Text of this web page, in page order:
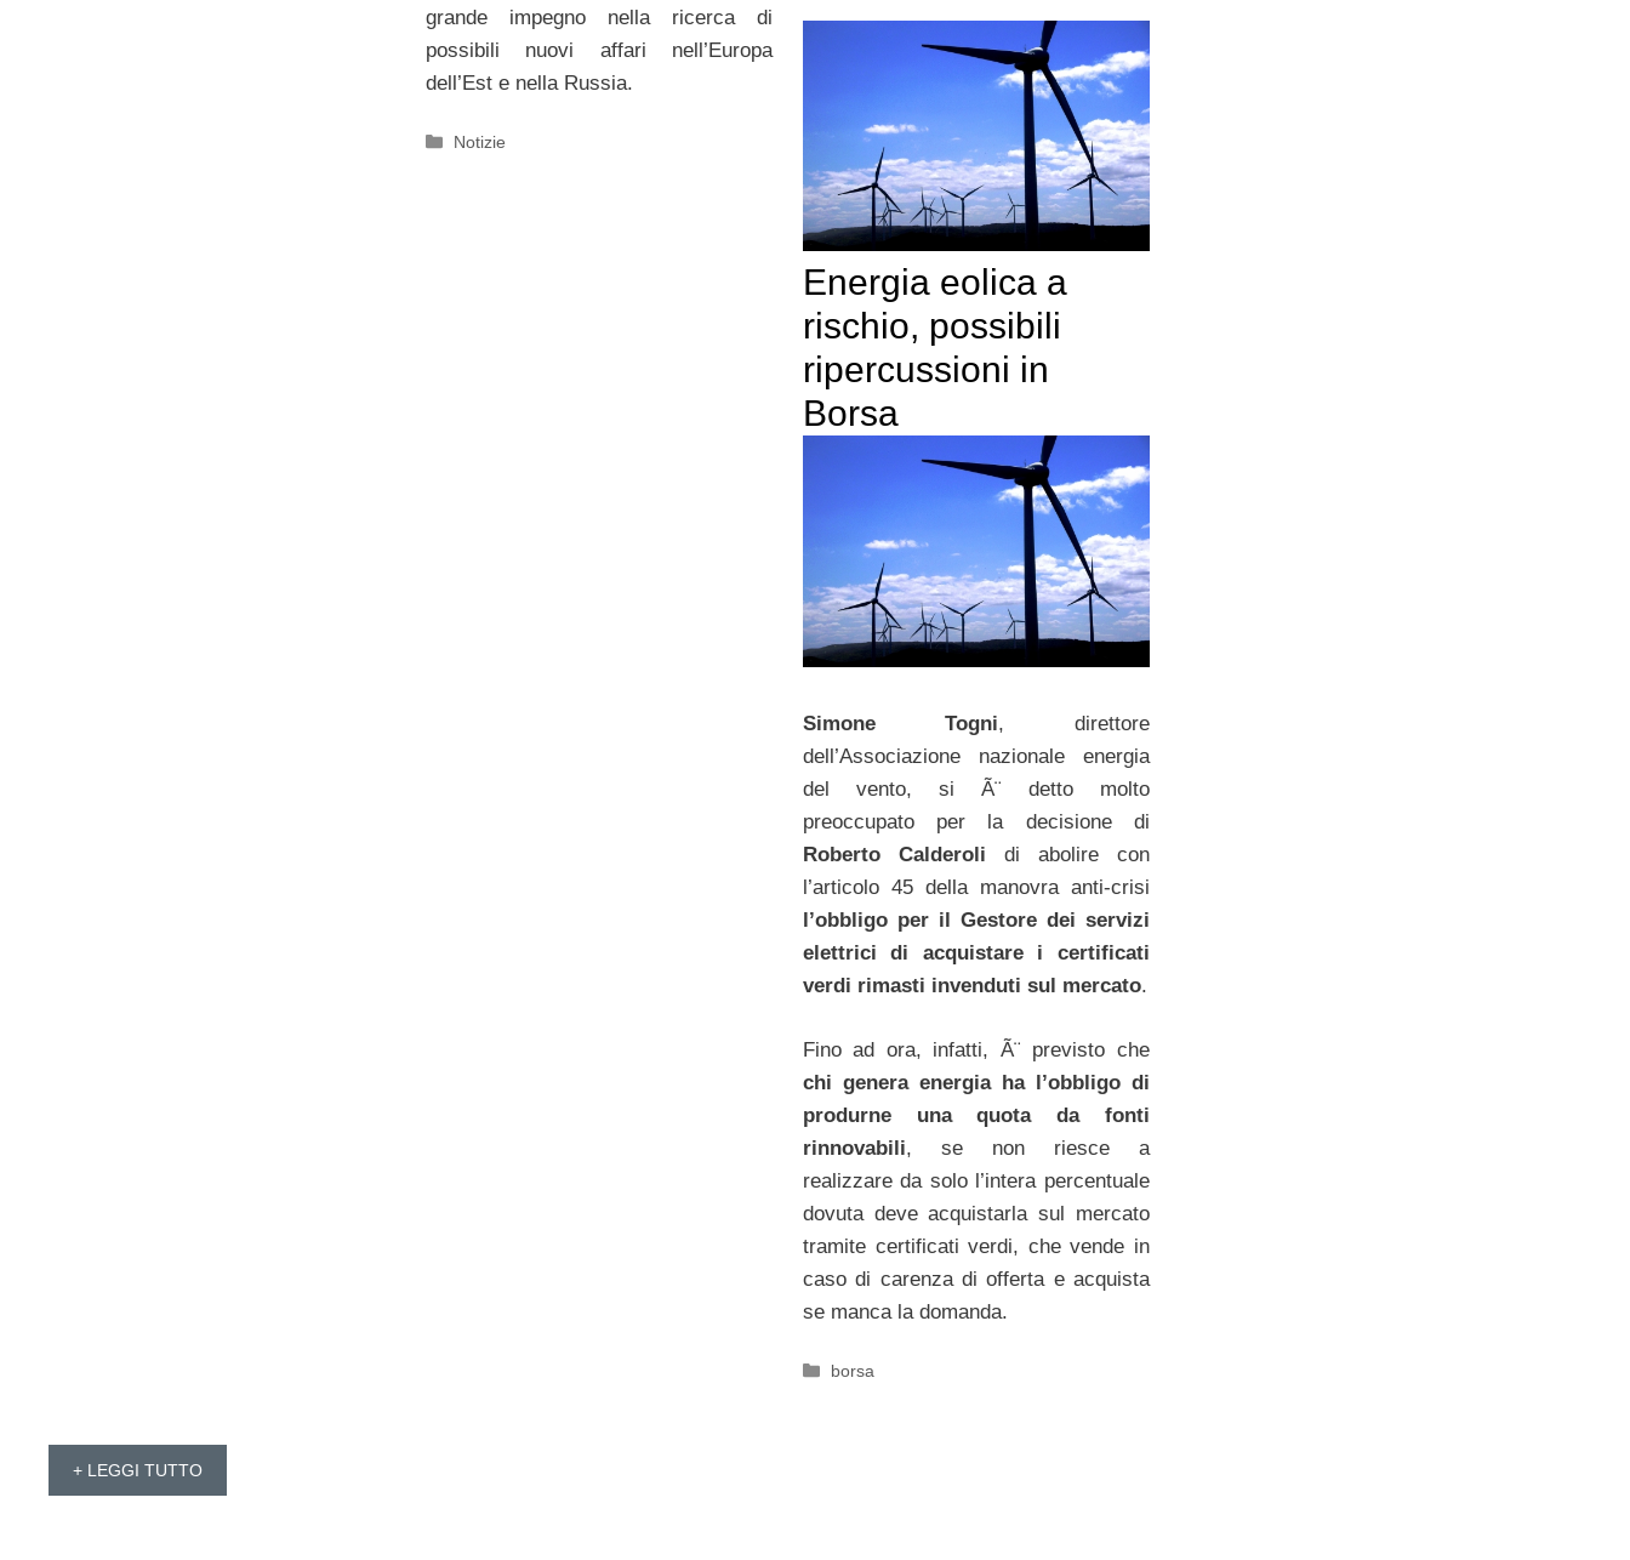
grande impegno nella ricerca di
possibili nuovi affari nell’Europa
dell’Est e nella Russia.
Categorie
Notizie
Energia eolica a
rischio, possibili
ripercussioni in
Borsa
Simone Togni, direttore
dell’Associazione nazionale energia
del vento, si Ã¨ detto molto
preoccupato per la decisione di
Roberto Calderoli di abolire con
l’articolo 45 della manovra anti-crisi
l’obbligo per il Gestore dei servizi
elettrici di acquistare i certificati
verdi rimasti invenduti sul mercato.
Fino ad ora, infatti, Ã¨ previsto che
chi genera energia ha l’obbligo di
produrne una quota da fonti
rinnovabili, se non riesce a
realizzare da solo l’intera percentuale
dovuta deve acquistarla sul mercato
tramite certificati verdi, che vende in
caso di carenza di offerta e acquista
se manca la domanda.
Categorie
borsa
+ LEGGI TUTTO